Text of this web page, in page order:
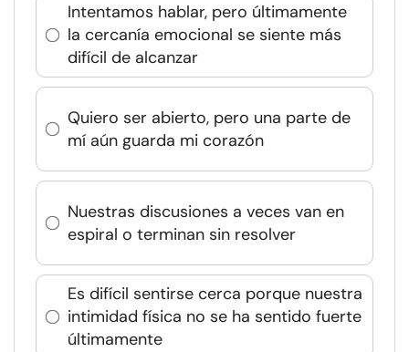
Intentamos hablar, pero últimamente
la cercanía emocional se siente más
difícil de alcanzar
Quiero ser abierto, pero una parte de
mí aún guarda mi corazón
Nuestras discusiones a veces van en
espiral o terminan sin resolver
Es difícil sentirse cerca porque nuestra
intimidad física no se ha sentido fuerte
últimamente